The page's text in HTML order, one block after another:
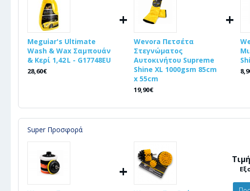
Meguiar's Ultimate
Wash & Wax Σαμπουάν
& Κερί 1,42 L - G17748EU
28,60€
+
Wevora Πετσέτα
Στεγνώματος
Αυτοκινήτου Supreme
Shine XL 1000gsm 85cm
x 55cm
19,90€
+
Super Προσφορά
+